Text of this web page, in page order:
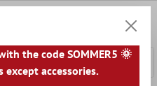
Koszyk
the code SOMMER5 🌞
accessories.